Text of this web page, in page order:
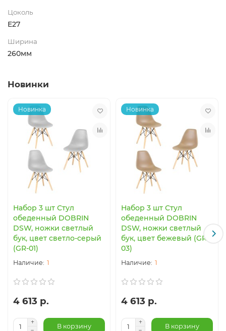
Цоколь
E27
Ширина
260мм
Новинки
Новинка
Набор 3 шт Стул
обеденный DOBRIN
DSW, ножки светлый
бук, цвет светло-серый
(GR-01)
1
4 613 р.
В корзину
Новинка
Набор 3 шт Стул
обеденный DOBRIN
DSW, ножки светлый
бук, цвет бежевый (GR-
03)
1
4 613 р.
В корзину